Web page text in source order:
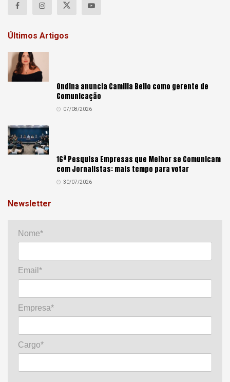
Últimos Artigos
Ondina anuncia Camilla Bello como gerente de
Comunicação
07/08/2026
16ª Pesquisa Empresas que Melhor se Comunicam
com Jornalistas: mais tempo para votar
30/07/2026
Newsletter
Nome*
Email*
Empresa*
Cargo*